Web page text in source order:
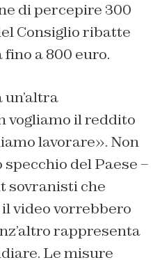
di percepire 300
Consiglio ribatte
a 800 euro.
vogliamo il reddito
lavorare». Non
del Paese –
sovranisti che
video vorrebbero
rappresenta
Le misure